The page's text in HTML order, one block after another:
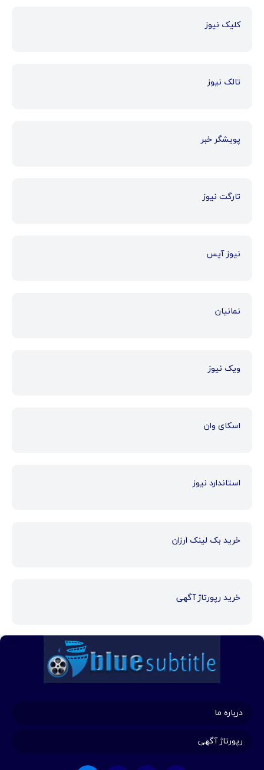
کلیک نیوز
تالک نیوز
پویشگر خبر
تارگت نیوز
نیوز آیس
نمانیان
ویک نیوز
اسکای وان
استاندارد نیوز
خرید بک لینک ارزان
خرید رپورتاژ آگهی
درباره ما
رپورتاژ آگهی